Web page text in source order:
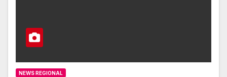
NEWS REGIONAL